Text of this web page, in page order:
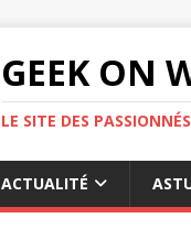
GEEK ON
LE SITE DES
ACTUALITÉ